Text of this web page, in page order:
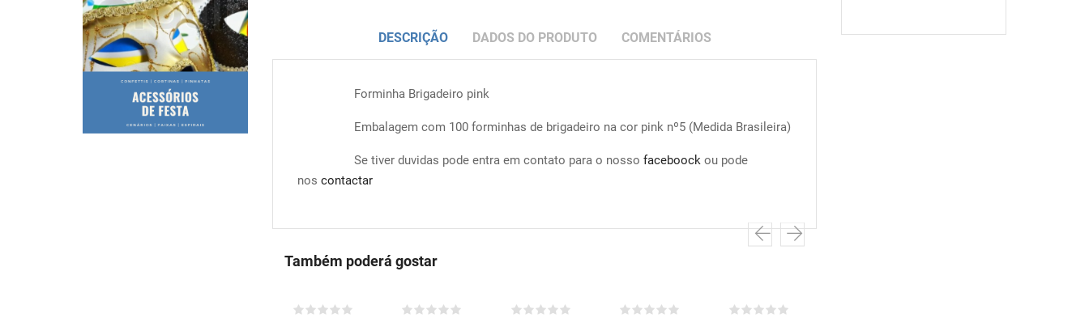
DESCRIÇÃO DADOS DO PRODUTO COMENTÁRIOS
Forminha Brigadeiro pink
Embalagem com 100 forminhas de brigadeiro na cor pink nº5 (Medida Brasileira)
Se tiver duvidas pode entra em contato para o nosso faceboock ou pode
nos contactar
Também poderá gostar